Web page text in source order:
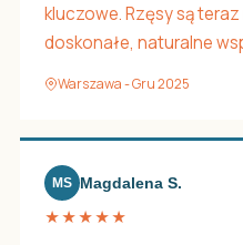
kluczowe. Rzęsy są
doskonałe, naturalne
Warszawa - Gru 2025
MS Magdalena S.
★★★★★